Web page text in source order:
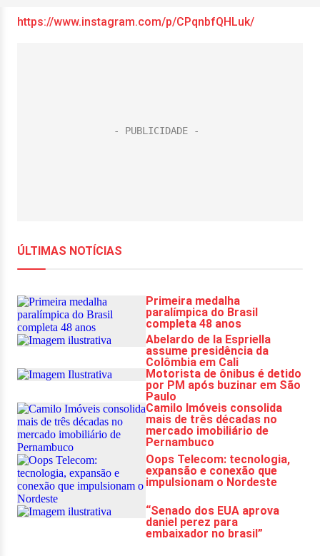
https://www.instagram.com/p/CPqnbfQHLuk/